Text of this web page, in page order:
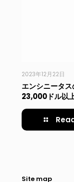
2023年12月22日
エンシニータ
23,000ドル以
Site map